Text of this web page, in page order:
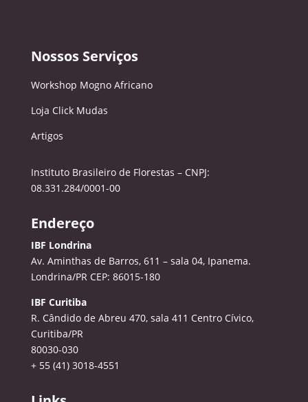
Nossos Serviços
Workshop Mogno Africano
Loja Click Mudas
Artigos
Instituto Brasileiro de Florestas – CNPJ:
08.331.284/0001-00
Endereço
IBF Londrina
Av. Aminthas de Barros, 611 – sala 04, Ipanema.
Londrina/PR CEP: 86015-180
IBF Curitiba
R. Cândido de Abreu 470, sala 411 Centro Cívico,
Curitiba/PR
80030-030
+ 55 (41) 3018-4551